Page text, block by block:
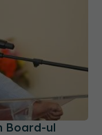
Board-ul
din Nature